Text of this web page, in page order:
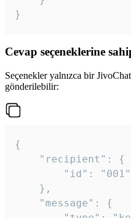
}
Cevap seçeneklerine
Seçenekler yalnızca bir
gönderilebilir:
{